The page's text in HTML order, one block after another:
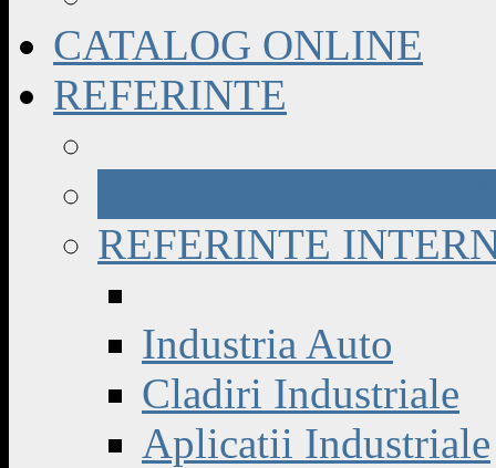
CATALOG ONLINE
REFERINTE
REFERINTE
Industria Auto
Cladiri Industriale
Aplicatii Industriale